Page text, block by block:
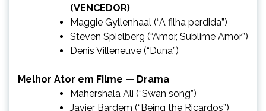
(VENCEDOR)
Maggie Gyllenhaal (“A filha perdida”)
Steven Spielberg (“Amor, Sublime Amor”)
Denis Villeneuve (“Duna”)
Melhor Ator em Filme — Drama
Mahershala Ali (“Swan song”)
Javier Bardem (“Being the Ricardos”)